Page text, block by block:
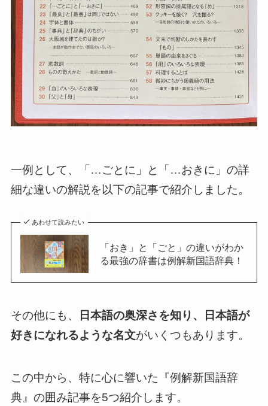
一例として、「…ごとに」と「…おきに」の詳
細な違いの解説を以下の記事で紹介しました。
あわせて読みたい
「おき」と「ごと」の違いがわか
る最強の辞書は例解新国語辞典！
その他にも、
日本語の奥深さを知り、日本語が
好きになれるような名文がいくつもあります。
この中から、特に心に響いた『例解新国語辞
典』の囲み記事を5つ紹介します。